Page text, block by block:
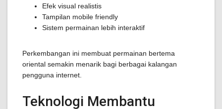
Efek visual realistis
Tampilan mobile friendly
Sistem permainan lebih interaktif
Perkembangan ini membuat permainan bertema
oriental semakin menarik bagi berbagai kalangan
pengguna internet.
Teknologi Membantu